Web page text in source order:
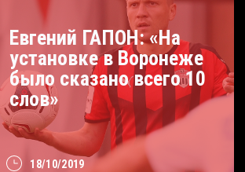
18/10/2019
Евгений ГАПОН: «На
установке в Воронеже
было сказано всего 10
слов»